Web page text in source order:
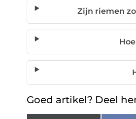
Zijn riemen
Goed artikel? Deel